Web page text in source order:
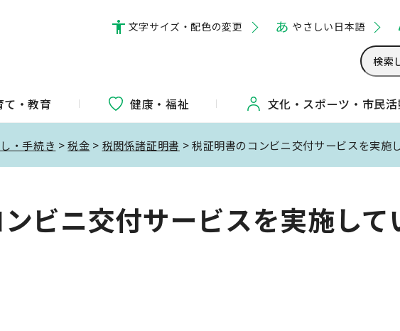
文字サイズ・配色の変更 やさしい日本語
て・教育 健康・福祉 文化・ スポーツ・ 市民
・手続き >税金 > 税関係諸証明書 > 税証明書のコンビニ交付サービスを実施
ビニ交付サービスを実施して